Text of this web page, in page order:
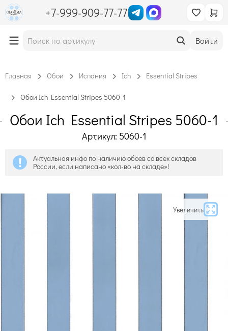
+7-999-909-77-77
Войти
Главная Обои Испания Ich Essential Stripes
Обои Ich Essential Stripes 5060-1
Обои Ich Essential Stripes 5060-1
Артикул: 5060-1
Актуальная инфо по наличию обоев со всех складов
России, если написано «кол-во на складе»!
Увеличить